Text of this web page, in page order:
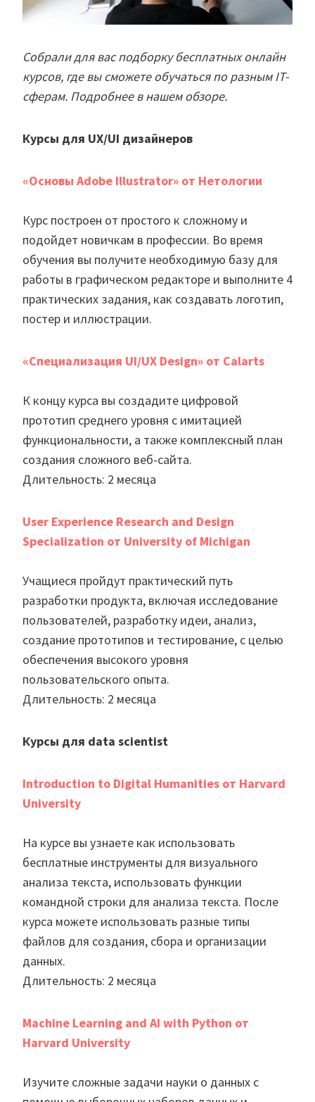
Собрали для вас подборку бесплатных онлайн
курсов, где вы сможете обучаться по разным IT-
сферам. Подробнее в нашем обзоре.
Курсы для UX/UI дизайнеров
«Основы Adobe Illustrator» от Нетологии
Курс построен от простого к сложному и
подойдет новичкам в профессии. Во время
обучения вы получите необходимую базу для
работы в графическом редакторе и выполните 4
практических задания, как создавать логотип,
постер и иллюстрации.
«Специализация UI/UX Design» от Calarts
К концу курса вы создадите цифровой
прототип среднего уровня с имитацией
функциональности, а также комплексный план
создания сложного веб-сайта.
Длительность: 2 месяца
User Experience Research and Design
Specialization от University of Michigan
Учащиеся пройдут практический путь
разработки продукта, включая исследование
пользователей, разработку идеи, анализ,
создание прототипов и тестирование, с целью
обеспечения высокого уровня
пользовательского опыта.
Длительность: 2 месяца
Курсы для data scientist
Introduction to Digital Humanities от Harvard
University
На курсе вы узнаете как использовать
бесплатные инструменты для визуального
анализа текста, использовать функции
командной строки для анализа текста. После
курса можете использовать разные типы
файлов для создания, сбора и организации
данных.
Длительность: 2 месяца
Machine Learning and AI with Python от
Harvard University
Изучите сложные задачи науки о данных с